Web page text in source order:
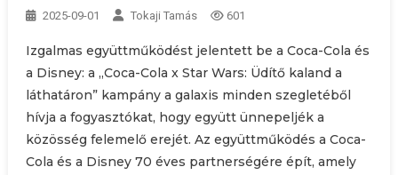
2025-09-01 Tokaji Tamás 601
Izgalmas együttműködést jelentett be a Coca-Cola és
a Disney: a „Coca-Cola x Star Wars: Üdítő kaland a
láthatáron” kampány a galaxis minden szegletéből
hívja a fogyasztókat, hogy együtt ünnepeljék a
közösség felemelő erejét. Az együttműködés a Coca-
Cola és a Disney 70 éves partnerségére épít, amely